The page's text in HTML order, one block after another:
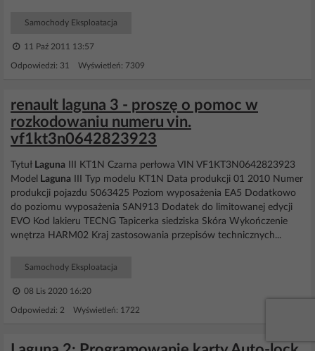
Samochody Eksploatacja
11 Paź 2011 13:57
Odpowiedzi: 31 Wyświetleń: 7309
renault laguna 3 - proszę o pomoc w
rozkodowaniu numeru vin.
vf1kt3n0642823923
Tytuł Laguna III KT1N Czarna perłowa VIN VF1KT3N0642823923
Model
Laguna III Typ modelu KT1N Data produkcji 01 2010 Numer
produkcji pojazdu S063425 Poziom wyposażenia EA5 Dodatkowo
do poziomu wyposażenia SAN913 Dodatek do limitowanej edycji
EVO Kod lakieru TECNG Tapicerka siedziska Skóra Wykończenie
wnętrza HARM02 Kraj zastosowania przepisów technicznych...
Samochody Eksploatacja
08 Lis 2020 16:20
Odpowiedzi: 2 Wyświetleń: 1722